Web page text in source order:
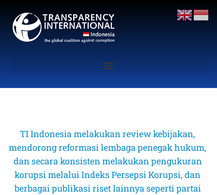
TI Indonesia melakukan review kebijakan,
mendorong reformasi lembaga penegak hukum,
dan secara konsisten melakukan pengukuran
korupsi melalui Indeks Persepsi Korupsi, dan
berbagai publikasi riset lainnya seperti partai